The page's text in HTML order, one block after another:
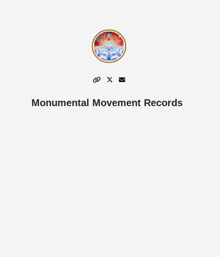
Monumental Movement Records